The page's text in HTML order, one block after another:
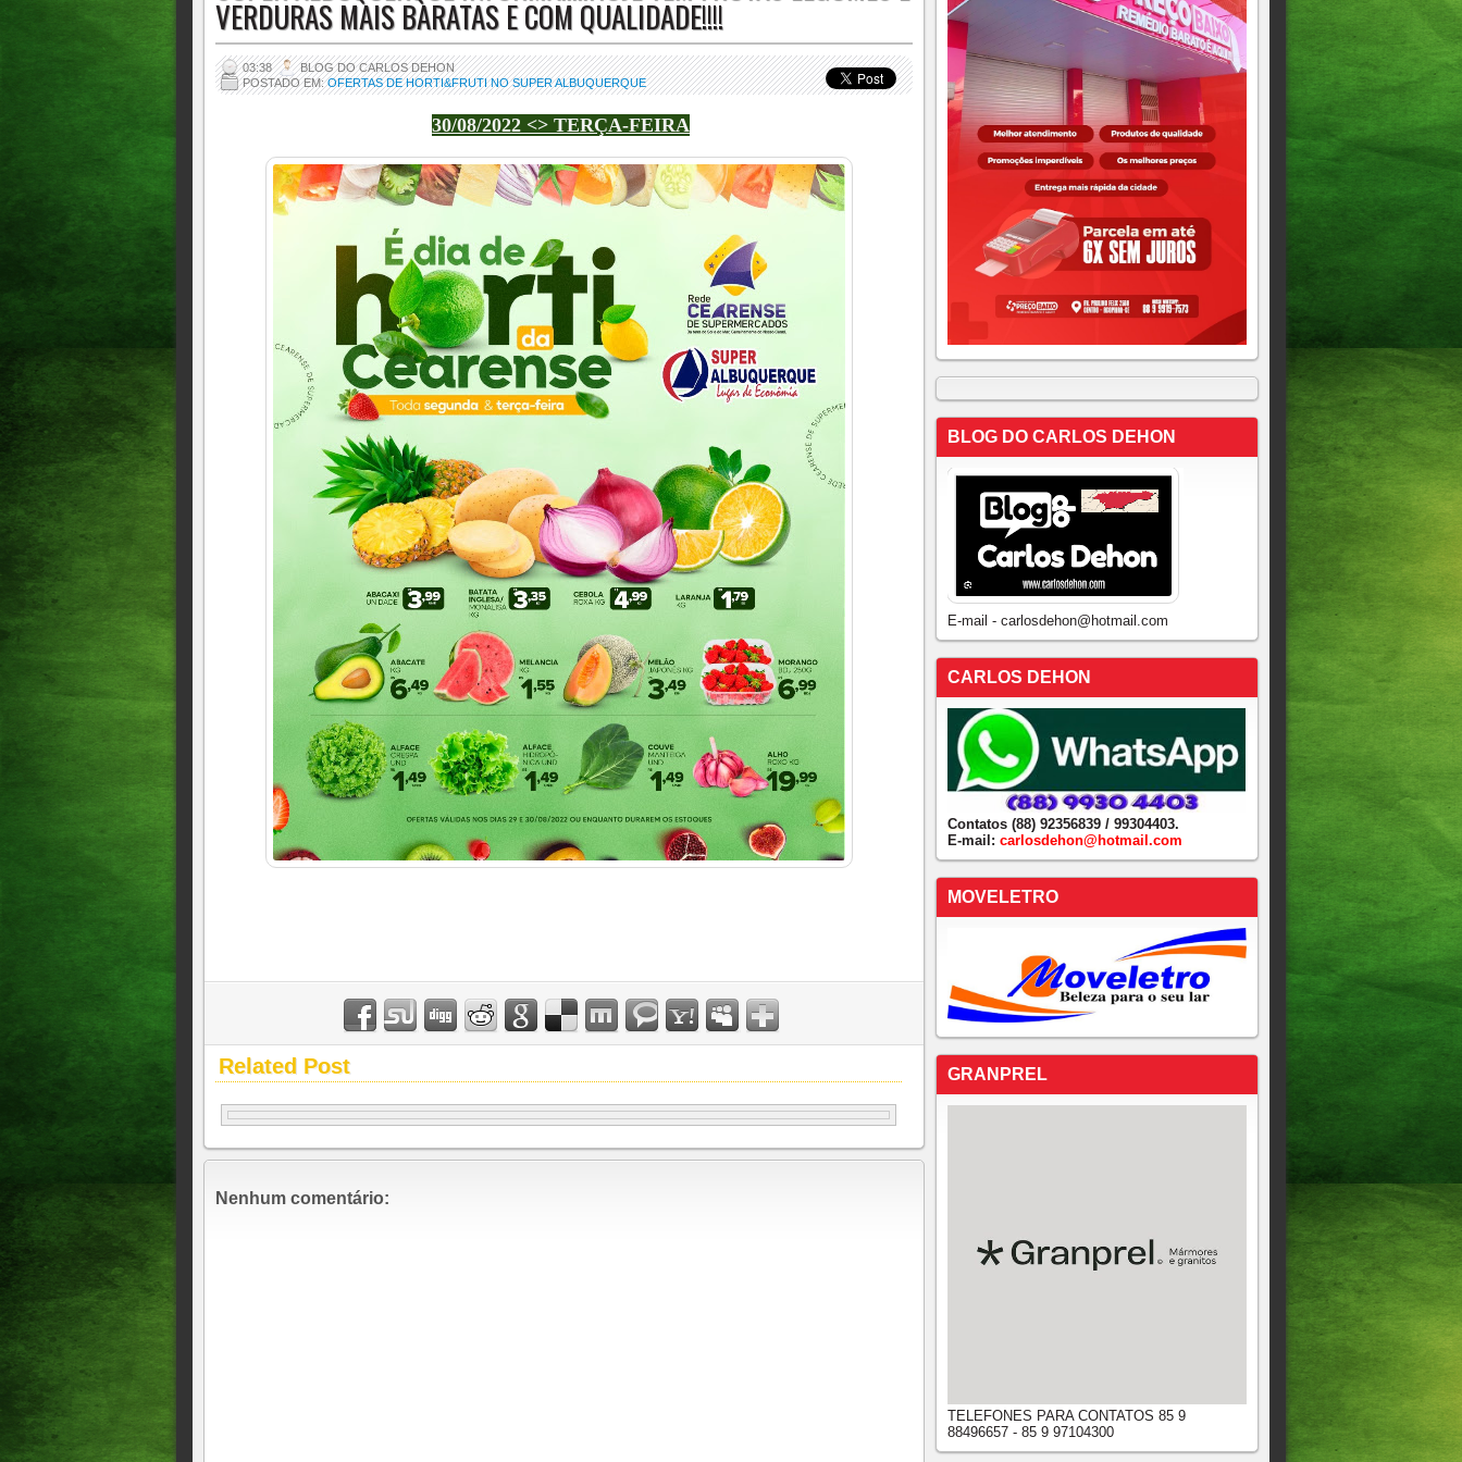
VERDURAS MAIS BARATAS E COM QUALIDADE!!!!
03:38
BLOG DO CARLOS DEHON
POSTADO EM:OFERTAS DE HORTI&FRUTI NO SUPER ALBUQUERQUE
30/08/2022 <> TERÇA-FEIRA
Related Post
Nenhum comentário:
BLOG DO CARLOS DEHON
E-mail - carlosdehon@hotmail.com
CARLOS DEHON
Contatos (88) 92356839 / 99304403.
E-mail: carlosdehon@hotmail.com
MOVELETRO
GRANPREL
TELEFONES PARA CONTATOS 85 9
88496657 - 85 9 97104300